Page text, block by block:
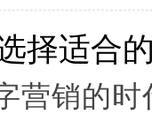
择适合
营销的